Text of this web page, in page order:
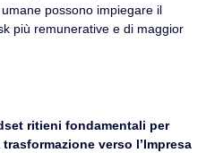
possono impiegare il
più remunerative e di maggior
ritieni fondamentali per
verso l’Impresa